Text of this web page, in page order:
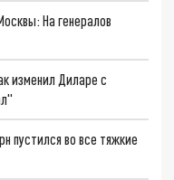
На генералов
изменил Диларе с
пустился во все тяжкие